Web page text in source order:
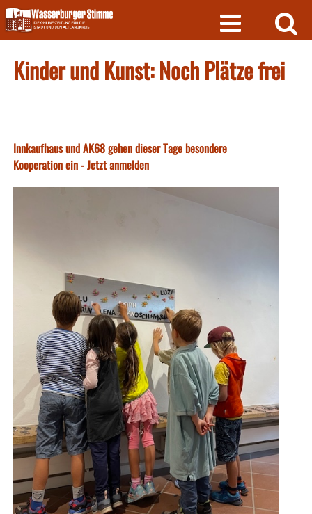
Skip
to
content
Kinder und Kunst: Noch Plätze frei
Innkaufhaus und AK68 gehen dieser Tage besondere
Kooperation ein - Jetzt anmelden